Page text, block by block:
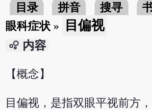
目录 拼音 搜寻
眼科症状 » 目偏视
bubble_chart 内容
【概念】
目偏视，是指双眼平视前方